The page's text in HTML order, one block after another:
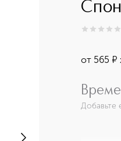
0из 0
от 565 ¤
Добавьте